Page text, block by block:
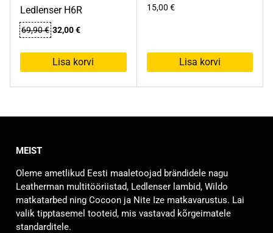
Ledlenser H6R
69,90€ Algne
oli:
69,90 €.
32,00€Praegune
on:
32,00 €.
Lisa korvi
15,00 €
Lisa korvi
MEIST
Oleme ametlikud Eesti maaletoojad brändidele nagu
Leatherman multitööriistad, Ledlenser lambid, Wildo
matkatarbed ning Cocoon ja Nite Ize matkavarustus. Lai
valik tipptasemel tooteid, mis vastavad kõrgeimatele
standarditele.